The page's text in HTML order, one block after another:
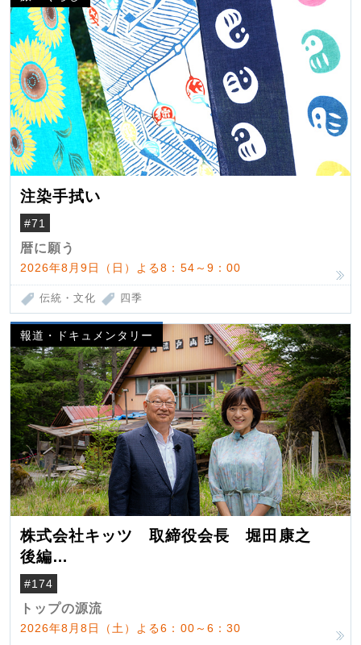
注染手拭い
#71
暦に願う
2026年8月9日（日）よる8：54～9：00
伝統・文化 四季
報道・ドキュメンタリー
株式会社キッツ 取締役会長 堀田康之
後編
米国駐在でも浮かんだ八ヶ岳 山小屋を営
んだ父母
#174
トップの源流
2026年8月8日（土）よる6：00～6：30